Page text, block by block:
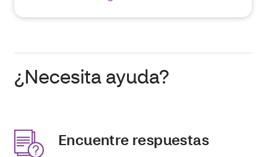
¿Necesita ayuda?
Encuentre respuestas